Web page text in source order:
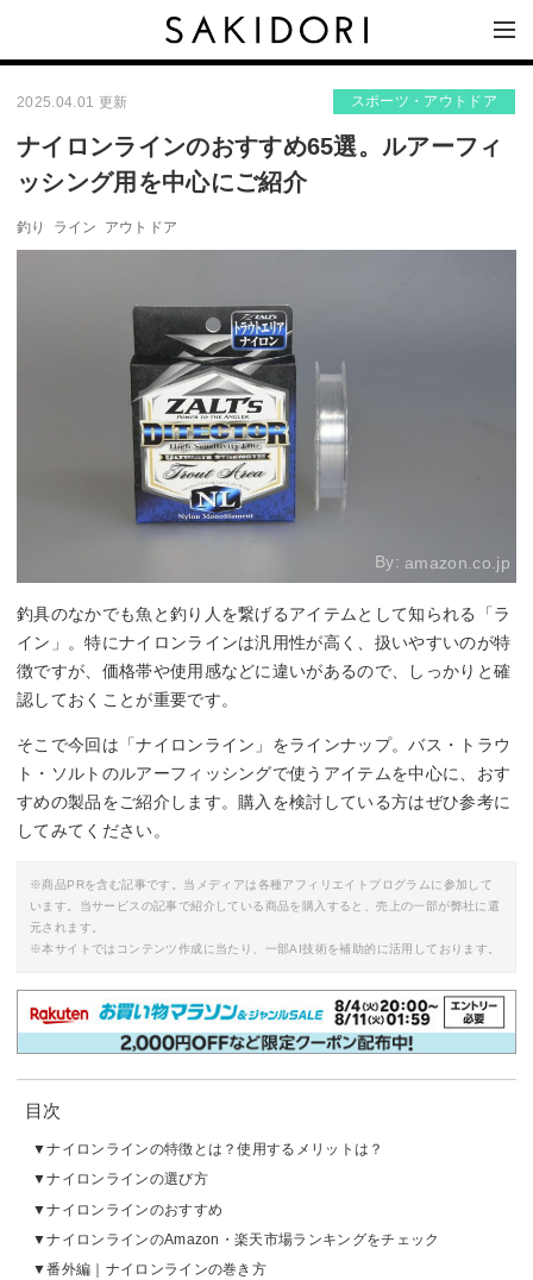
2025.04.01 更新 スポーツ・アウトドア
ナイロンラインのおすすめ65選。ルアーフィ
ッシング用を中心にご紹介
釣り ライン アウトドア
By: amazon.co.jp
釣具のなかでも魚と釣り人を繋げるアイテムとして知られる「ラ
イン」。特にナイロンラインは汎用性が高く、扱いやすいのが特
徴ですが、価格帯や使用感などに違いがあるので、しっかりと確
認しておくことが重要です。
そこで今回は「ナイロンライン」をラインナップ。バス・トラウ
ト・ソルトのルアーフィッシングで使うアイテムを中心に、おす
すめの製品をご紹介します。購入を検討している方はぜひ参考に
してみてください。
※商品PRを含む記事です。当メディアは各種アフィリエイトプログラムに参加して
います。当サービスの記事で紹介している商品を購入すると、売上の一部が弊社に還
元されます。
※本サイトではコンテンツ作成に当たり、一部AI技術を補助的に活用しております。
目次
ナイロンラインの特徴とは？使用するメリットは？
ナイロンラインの選び方
ナイロンラインのおすすめ
ナイロンラインのAmazon・楽天市場ランキングをチェック
番外編｜ナイロンラインの巻き方